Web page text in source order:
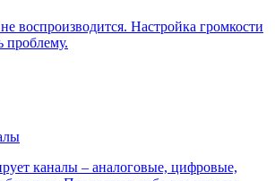
воспроизводится. Настройка громкости
проблему.
каналы – аналоговые, цифровые,